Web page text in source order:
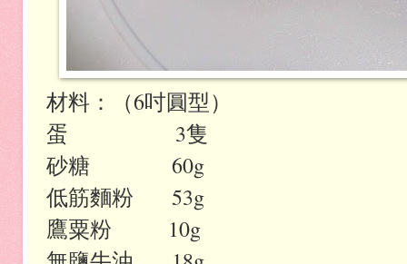
材料：（6吋圓型）
蛋 3隻
砂糖 60g
低筋麵粉 53g
鷹粟粉 10g